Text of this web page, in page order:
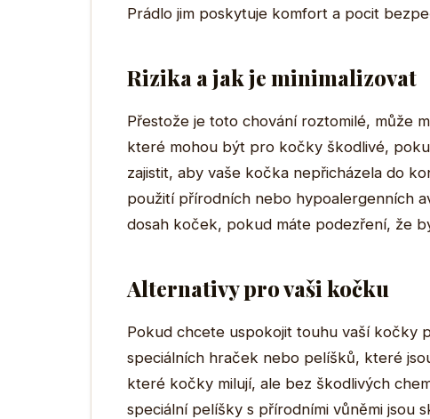
Prádlo jim poskytuje komfort a pocit
Rizika a jak je minimalizovat
Přestože je toto chování roztomilé, může
které mohou být pro kočky škodlivé,
zajistit, aby vaše kočka nepřicházela do
použití přírodních nebo hypoalergenních
dosah koček, pokud máte podezření, že
Alternativy pro vaši kočku
Pokud chcete uspokojit touhu vaší kočky
speciálních hraček nebo pelíšků, které
které kočky milují, ale bez škodlivých
speciální pelíšky s přírodními vůněmi jsou